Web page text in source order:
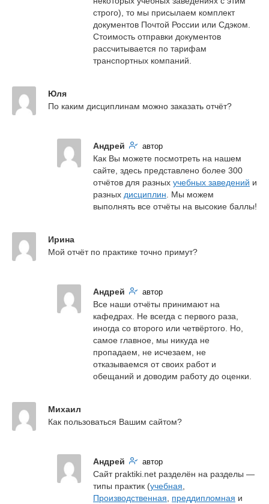
строго), то мы присылаем комплект
документов Почтой России или Сдэком.
Стоимость отправки документов
рассчитывается по тарифам
транспортных компаний.
Юля
По каким дисциплинам можно заказать отчёт?
Андрей автор
Как Вы можете посмотреть на нашем
сайте, здесь представлено более 300
отчётов для разных учебных заведений и
разных дисциплин . Мы можем
выполнять все отчёты на высокие баллы!
Ирина
Мой отчёт по практике точно примут?
Андрей автор
Все наши отчёты принимают на
кафедрах. Не всегда с первого раза,
иногда со второго или четвёртого. Но,
самое главное, мы никуда не
пропадаем, не исчезаем, не
отказываемся от своих работ и
обещаний и доводим работу до оценки.
Михаил
Как пользоваться Вашим сайтом?
Андрей автор
Сайт praktiki.net разделён на разделы —
типы практик (учебная
Производственная
преддипломная